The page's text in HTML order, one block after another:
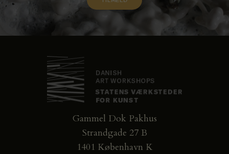
Gammel Dok Pakhus
Strandgade 27 B
1401 København K